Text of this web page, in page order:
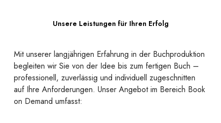
Unsere Leistungen für Ihren Erfolg
Mit unserer langjährigen Erfahrung in der Buchproduktion
begleiten wir Sie von der Idee bis zum fertigen Buch –
professionell, zuverlässig und individuell zugeschnitten
auf Ihre Anforderungen. Unser Angebot im Bereich Book
on Demand umfasst: